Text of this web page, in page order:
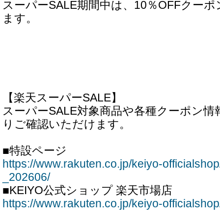
スーパーSALE期間中は、10％OFFクー
ます。
【楽天スーパーSALE】
スーパーSALE対象商品や各種クーポン
りご確認いただけます。
■特設ページ
https://www.rakuten.co.jp/keiyo-
_202606/
■KEIYO公式ショップ 楽天市場店
https://www.rakuten.co.jp/keiyo-